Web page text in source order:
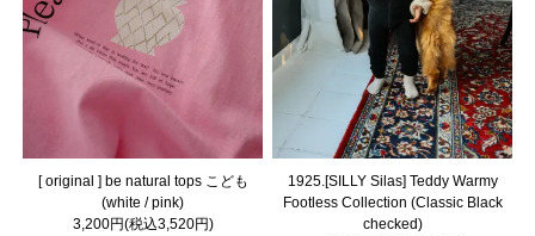
[ original ] be natural tops こども
(white / pink)
3,200円(税込3,520円)
1925.[SILLY Silas] Teddy Warmy
Footless Collection (Classic Black
checked)